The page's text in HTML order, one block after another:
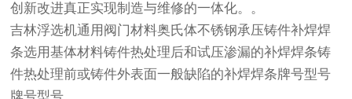
创新改进真正实现制造与维修的一体化。。
吉林浮选机通用阀门材料奥氏体不锈钢承压铸件补焊焊
条选用基体材料铸件热处理后和试压渗漏的补焊焊条铸
件热处理前或铸件外表面一般缺陷的补焊焊条牌号型号